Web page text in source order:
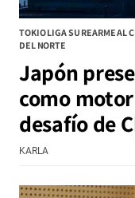
TOKIO LIGA SU REARME AL
DEL NORTE
Japón
como
desafío de
KARLA